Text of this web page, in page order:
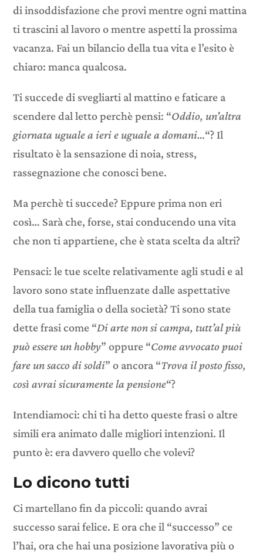
di insoddisfazione che provi mentre ogni mattina
ti trascini al lavoro o mentre aspetti la prossima
vacanza. Fai un bilancio della tua vita e l’esito è
chiaro: manca qualcosa.
Ti succede di svegliarti al mattino e faticare a
scendere dal letto perchè pensi: “Oddio, un’altra
giornata uguale a ieri e uguale a domani…“? Il
risultato è la sensazione di noia, stress,
rassegnazione che conosci bene.
Ma perchè ti succede? Eppure prima non eri
così… Sarà che, forse, stai conducendo una vita
che non ti appartiene, che è stata scelta da altri?
Pensaci: le tue scelte relativamente agli studi e al
lavoro sono state influenzate dalle aspettative
della tua famiglia o della società? Ti sono state
dette frasi come “Di arte non si campa, tutt’al più
può essere un hobby” oppure “Come avvocato puoi
fare un sacco di soldi” o ancora “Trova il posto fisso,
così avrai sicuramente la pensione“?
Intendiamoci: chi ti ha detto queste frasi o altre
simili era animato dalle migliori intenzioni. Il
punto è: era davvero quello che volevi?
Lo dicono tutti
Ci martellano fin da piccoli: quando avrai
successo sarai felice. E ora che il “successo” ce
l’hai, ora che hai una posizione lavorativa più o